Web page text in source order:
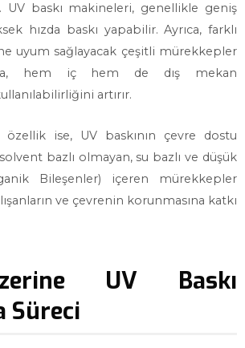
UV baskı makineleri, genellikle geniş
hızda baskı yapabilir. Ayrıca, farklı
uyum sağlayacak çeşitli mürekkepler
hem iç hem de dış mekan
artırır.
ise, UV baskının çevre dostu
bazlı olmayan, su bazlı ve düşük
Bileşenler) içeren mürekkepler
ve çevrenin korunmasına katkı
UV Baskı
Süreci